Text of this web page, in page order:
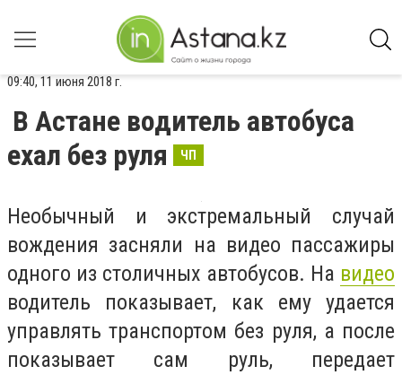
09:40, 11 июня 2018 г.
В Астане водитель автобуса
ехал без руля
ЧП
Необычный и экстремальный случай
вождения засняли на видео пассажиры
одного из столичных автобусов. На видео
водитель показывает, как ему удается
управлять транспортом без руля, а после
показывает сам руль, передает